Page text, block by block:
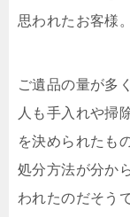
思われたお客様。
ご遺品の量が多
人も手入れや掃
を決められたも
処分方法が分か
われたのだそう